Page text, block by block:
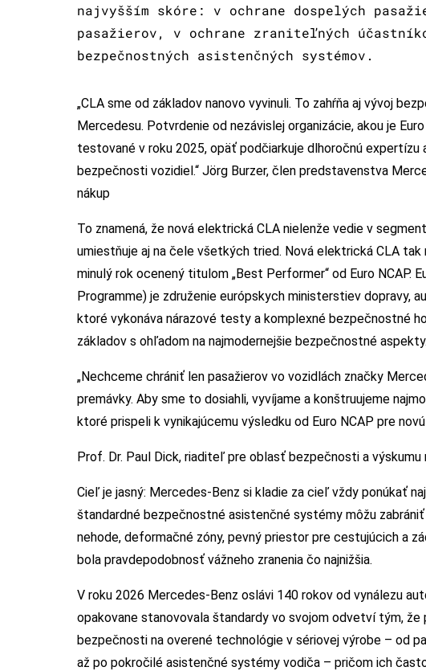
najvyšším skóre: v ochrane dospelých
pasažierov, v ochrane zraniteľných
bezpečnostných asistenčných systémov.
„CLA sme od základov nanovo vyvinuli. To zahŕňa aj vývoj
Mercedesu. Potvrdenie od nezávislej organizácie, akou je
testované v roku 2025, opäť podčiarkuje dlhoročnú
bezpečnosti vozidiel.“ Jörg Burzer, člen predstavenstva
nákup
To znamená, že nová elektrická CLA nielenže vedie v
umiestňuje aj na čele všetkých tried. Nová elektrická CLA
minulý rok ocenený titulom „Best Performer“ od Euro NCAP.
Programme) je združenie európskych ministerstiev dopravy,
ktoré vykonáva nárazové testy a komplexné bezpečnostné
základov s ohľadom na najmodernejšie bezpečnostné aspekty.
„Nechceme chrániť len pasažierov vo vozidlách značky
premávky. Aby sme to dosiahli, vyvíjame a konštruujeme
ktoré prispeli k vynikajúcemu výsledku od Euro NCAP pre
Prof. Dr. Paul Dick, riaditeľ pre oblasť bezpečnosti a
Cieľ je jasný: Mercedes-Benz si kladie za cieľ vždy ponúkať
štandardné bezpečnostné asistenčné systémy môžu
nehode, deformačné zóny, pevný priestor pre cestujúcich a
bola pravdepodobnosť vážneho zranenia čo najnižšia.
V roku 2026 Mercedes-Benz oslávi 140 rokov od vynálezu
opakovane stanovovala štandardy vo svojom odvetví tým,
bezpečnosti na overené technológie v sériovej výrobe – od
až po pokročilé asistenčné systémy vodiča – pričom ich